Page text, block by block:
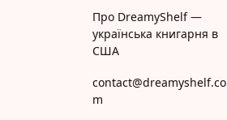
Про DreamyShelf —
українська книгарня в
США
contact@dreamyshelf.co
m